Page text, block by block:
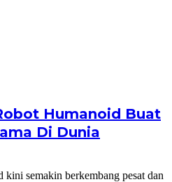
Humanoid Buat
Di Dunia
semakin berkembang pesat dan